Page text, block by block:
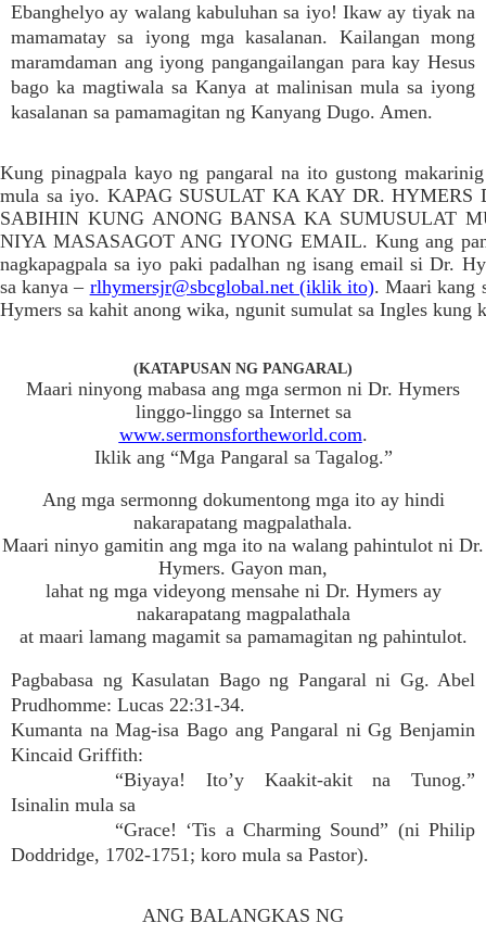
Ebanghelyo ay walang kabuluhan sa iyo! Ikaw ay tiyak na
mamamatay sa iyong mga kasalanan. Kailangan mong
maramdaman ang iyong pangangailangan para kay Hesus
bago ka magtiwala sa Kanya at malinisan mula sa iyong
kasalanan sa pamamagitan ng Kanyang Dugo. Amen.
Kung pinagpala kayo ng pangaral na ito gustong
mula sa iyo. KAPAG SUSULAT KA KAY DR. HYMERS
SABIHIN KUNG ANONG BANSA KA SUMUSULAT
NIYA MASASAGOT ANG IYONG EMAIL. Kung ang
nagkapagpala sa iyo paki padalhan ng isang email si Dr.
sa kanya – rlhymersjr@sbcglobal.net (iklik ito). Maari kang
Hymers sa kahit anong wika, ngunit sumulat sa Ingles kung
(KATAPUSAN NG PANGARAL)
Maari ninyong mabasa ang mga sermon ni Dr. Hymers
linggo-linggo sa Internet sa
www.sermonsfortheworld.com.
Iklik ang “Mga Pangaral sa Tagalog.”
Ang mga sermonng dokumentong mga ito ay hindi
nakarapatang magpalathala.
Maari ninyo gamitin ang mga ito na walang pahintulot ni Dr.
Hymers. Gayon man,
lahat ng mga videyong mensahe ni Dr. Hymers ay
nakarapatang magpalathala
at maari lamang magamit sa pamamagitan ng pahintulot.
Pagbabasa ng Kasulatan Bago ng Pangaral ni Gg. Abel
Prudhomme: Lucas 22:31-34.
Kumanta na Mag-isa Bago ang Pangaral ni Gg Benjamin
Kincaid Griffith:
“Biyaya! Ito’y Kaakit-akit na Tunog.”
Isinalin mula sa
“Grace! ‘Tis a Charming Sound” (ni Philip
Doddridge, 1702-1751; koro mula sa Pastor).
ANG BALANGKAS NG